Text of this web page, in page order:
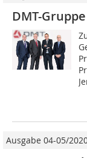
DMT-
Ausgabe 04-05/